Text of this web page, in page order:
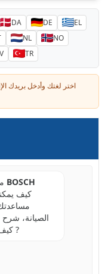
DA DE
EL
NL
NO
TR
اختر لغتك وأدخل بريدك
BOSCH
الصيانة،
أستخدمه ? • رمز الخطأ E3 ? • كيف أنظفه ?